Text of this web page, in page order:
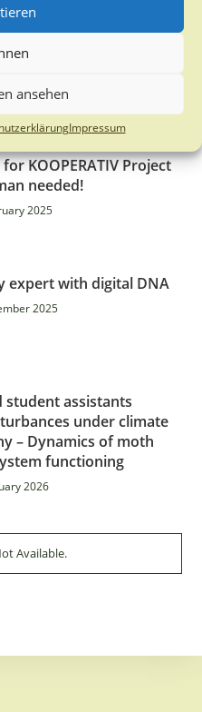
ansehen
Impressum
KOOPERATIV Project
needed!
2025
expert with digital DNA
2025
student assistants
under climate
– Dynamics of moth
functioning
2026
Available.